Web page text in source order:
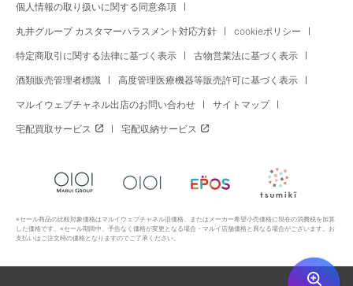
個人情報の取り扱いに関する同意条項
丸井グループ カスタマーハラスメント対応方針 cookieポリシー
特定商取引に関する法律に基づく表示 古物営業法に基づく表示
酒類販売管理者標識 高度管理医療機器等販売許可に基づく表示
マルイウェブチャネル出店のお問い合わせ サイトマップ
宅配買取サービス 宅配収納サービス
※セール商品の比較対象価格はマルイウェブチャネル旧価格、またはメーカー希望小売価格に現在の消費税を加算
した価格です。※セール期間中、予告なく価格が変更となる場合・マルイ店舗価格と異なる場合がございます。お
支払いはご注文時の価格となりますのでご了承ください。